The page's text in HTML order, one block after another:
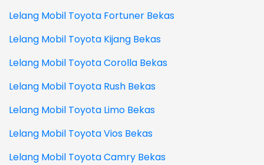
Lelang Mobil Toyota Fortuner Bekas
Lelang Mobil Toyota Kijang Bekas
Lelang Mobil Toyota Corolla Bekas
Lelang Mobil Toyota Rush Bekas
Lelang Mobil Toyota Limo Bekas
Lelang Mobil Toyota Vios Bekas
Lelang Mobil Toyota Camry Bekas